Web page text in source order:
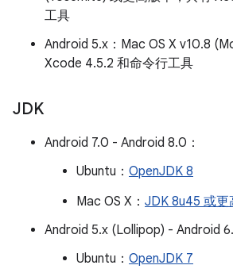
工具
Android 5.x：Mac OS X v10.8
Xcode 4.5.2 和命令行工具
JDK
Android 7.0 - Android 8.0：
Ubuntu： OpenJDK 8
Mac OS X： JDK 8u45 或更
Android 5.x (Lollipop) - Android
Ubuntu： OpenJDK 7